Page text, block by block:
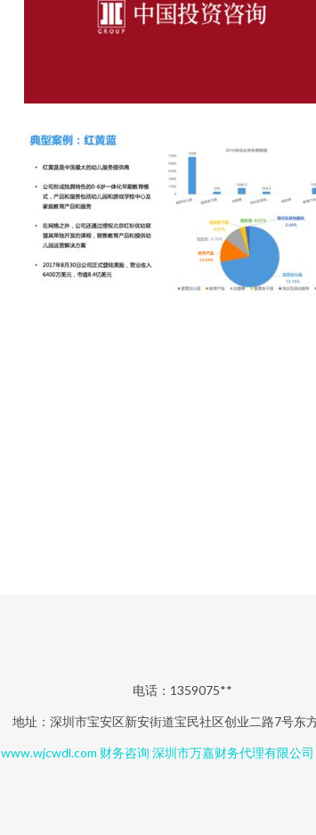
电话：1359075**
地址：深圳市宝安区新安街道宝民社区创业二路7号东
www.wjcwdl.com 财务咨询 深圳市万嘉财务代理有限公司